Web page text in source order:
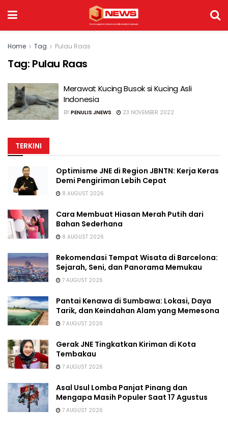
Home Tag Pulau Raas
Tag: Pulau Raas
Merawat Kucing Busok si Kucing Asli
Indonesia
BY PENULIS JNEWS 23 NOVEMBER 2022
TERKINI
Optimisme JNE di Region JBNTN: Kerja Keras
Demi Pengiriman Lebih Cepat
8 AUGUST 2026
Cara Membuat Hiasan Merah Putih dari
Bahan Sederhana
8 AUGUST 2026
Rekomendasi Tempat Wisata di Barcelona:
Sejarah, Seni, dan Panorama Memukau
7 AUGUST 2026
Pantai Kenawa di Sumbawa: Lokasi, Daya
Tarik, dan Keindahan Alam yang Memesona
7 AUGUST 2026
Gerak JNE Tingkatkan Kiriman di Kota
Tembakau
7 AUGUST 2026
Asal Usul Lomba Panjat Pinang dan
Mengapa Masih Populer Saat 17 Agustus
7 AUGUST 2026